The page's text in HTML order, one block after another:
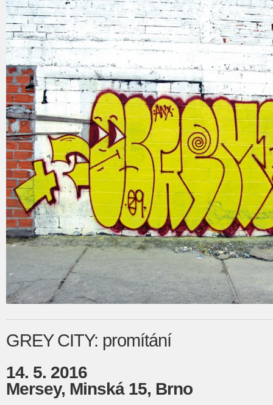
GREY CITY: promítání
14. 5. 2016
Mersey, Minská 15, Brno